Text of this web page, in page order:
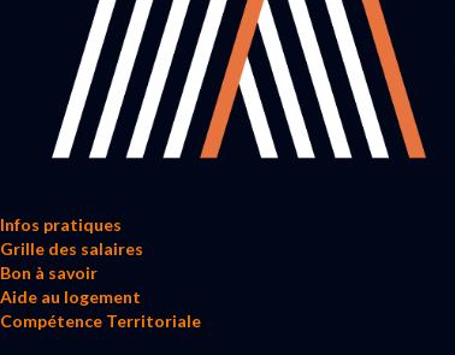
Infos pratiques
Grille des salaires
Bon à savoir
Aide au logement
Compétence Territoriale